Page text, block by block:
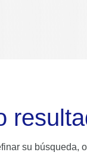
su búsqueda,